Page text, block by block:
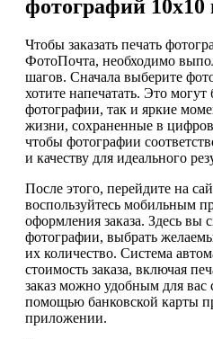
фотографий
Чтобы заказать печать
ФотоПочта, необходимо
шагов. Сначала выберите
хотите напечатать. Это
фотографии, так и яркие
жизни, сохраненные в
чтобы фотографии
и качеству для идеального
После этого, перейдите на
воспользуйтесь мобильным
оформления заказа. Здесь вы
фотографии, выбрать
их количество. Система
стоимость заказа, включая
заказ можно удобным для вас
помощью банковской карты
приложении.